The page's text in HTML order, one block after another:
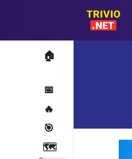
🏠
📅
🔥
🎯
🗺️